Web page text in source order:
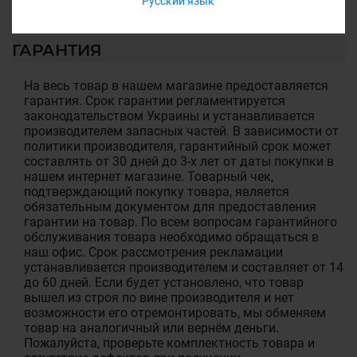
ГАРАНТИЯ
На весь товар в нашем магазине предоставляется
гарантия. Срок гарантии регламентируется
законодательством Украины и устанавливается
производителем запасных частей. В зависимости от
политики производителя, гарантийный срок может
составлять от 30 дней до 3-х лет от даты покупки в
нашем интернет магазине. Товарный чек,
подтверждающий покупку товара, является
обязательным документом для предоставления
гарантии на товар. По всем вопросам гарантийного
обслуживания товара необходимо обращаться в
наш офис. Срок рассмотрения рекламации
устанавливается производителем и составляет от 14
до 60 дней. Если будет установлено, что товар
вышел из строя по вине производителя и нет
возможности его отремонтировать, мы обменяем
товар на аналогичный или вернём деньги.
Пожалуйста, проверьте комплектность товара и